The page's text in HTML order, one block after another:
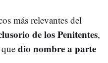
más relevantes del
de los Penitentes,
dio nombre a parte